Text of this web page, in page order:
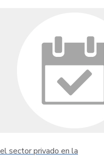
sector privado en la